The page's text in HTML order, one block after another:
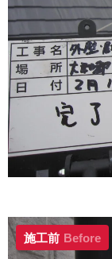
施工前 Before